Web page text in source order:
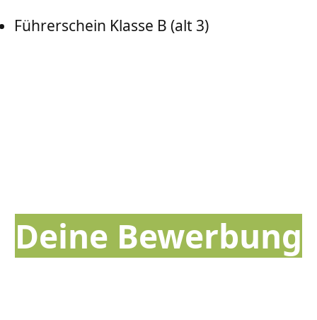
Führerschein Klasse B (alt 3)
Deine Bewerbung